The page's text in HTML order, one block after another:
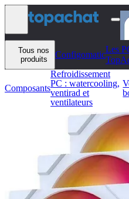
Aller au contenu
Tous nos
produits
Configomatic
Les
Composants
Refroidissement
PC : watercooling,
ventirad et
ventilateurs